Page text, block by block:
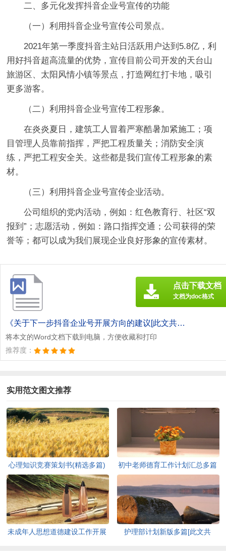
二、多元化发挥抖音企业号宣传的功能
（一）利用抖音企业号宣传公司景点。
2021年第一季度抖音主站日活跃用户达到5.8亿，利
用好抖音超高流量的优势，宣传目前公司开发的天台山
旅游区、太阳风情小镇等景点，打造网红打卡地，吸引
更多游客。
（二）利用抖音企业号宣传工程形象。
在炎炎夏日，建筑工人冒着严寒酷暑加紧施工；项
目管理人员靠前指挥，严把工程质量关；消防安全演
练，严把工程安全关。这些都是我们宣传工程形象的素
材。
（三）利用抖音企业号宣传企业活动。
公司组织的党内活动，例如：红色教育行、社区“双
报到”；志愿活动，例如：路口指挥交通；公司获得的荣
誉等；都可以成为我们展现企业良好形象的宣传素材。
《关于下一步抖音企业号开展方向的建议[此文共772字].doc》
将本文的Word文档下载到电脑，方便收藏和打印
推荐度：
点击下载文档
文档为doc格式
实用范文图文推荐
心理知识竞赛策划书(精选多篇)
[此文共5937字]
初中老师德育工作计划汇总多篇
未成年人思想道德建设工作开展
护理部计划新版多篇[此文共